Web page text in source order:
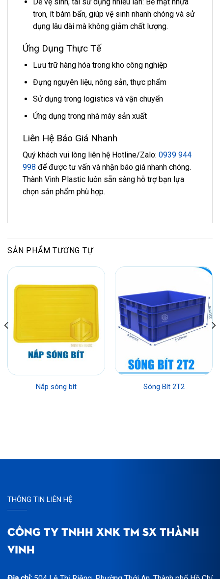
trơn, ít bám bẩn, giúp vệ sinh nhanh chóng và sử
dụng lâu dài mà không giảm chất lượng.
Ứng Dụng Thực Tế
Lưu trữ hàng hóa trong kho công nghiệp
Đựng nguyên liệu, nông sản, thực phẩm
Sử dụng trong logistics và vận chuyển
Ứng dụng trong nhà máy sản xuất
Liên Hệ Báo Giá Nhanh
Quý khách vui lòng liên hệ Hotline/Zalo: 0939 944
998 để được tư vấn và nhận báo giá nhanh chóng.
Thành Vinh Plastic luôn sẵn sàng hỗ trợ bạn lựa
chọn sản phẩm phù hợp.
SẢN PHẨM TƯƠNG TỰ
Nắp sóng bít Sóng Bít 2T2
THÔNG TIN LIÊN HỆ
CÔNG TY TNHH XNK TM SX THÀNH
VINH